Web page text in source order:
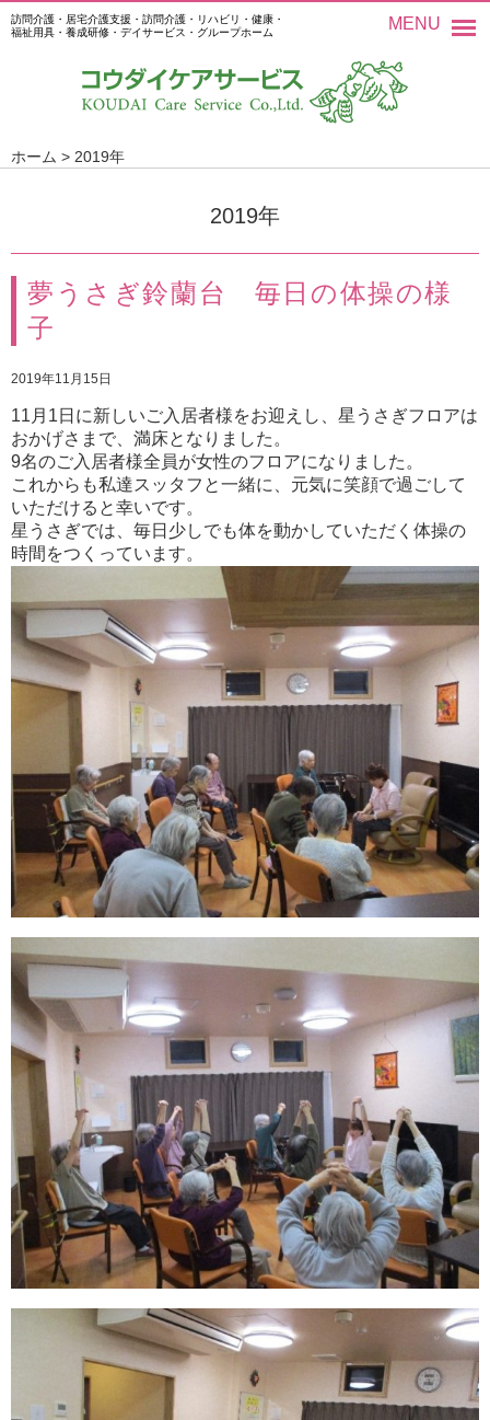
訪問介護・居宅介護支援・訪問介護・リハビリ・健康・
福祉用具・養成研修・デイサービス・グループホーム
MENU
ホーム > 2019年
2019年
夢うさぎ鈴蘭台 毎日の体操の様
子
2019年11月15日
11月1日に新しいご入居者様をお迎えし、星うさぎフロアは
おかげさまで、満床となりました。
9名のご入居者様全員が女性のフロアになりました。
これからも私達スッタフと一緒に、元気に笑顔で過ごして
いただけると幸いです。
星うさぎでは、毎日少しでも体を動かしていただく体操の
時間をつくっています。